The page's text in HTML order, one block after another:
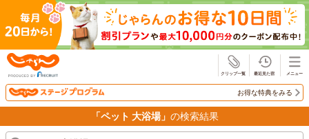
お得な特典をみる
「ペット 大浴場」 の検索結果